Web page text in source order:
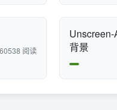
60538 阅读
背景